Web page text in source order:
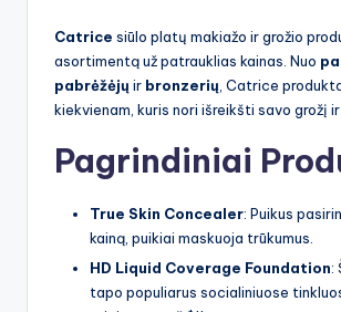
Catrice siūlo platų makiažo ir grožio
asortimentą už patrauklias kainas. Nuo
pabrėžėjų ir bronzerių , Catrice
kiekvienam, kuris nori išreikšti savo grožį ir
Pagrindiniai
True Skin Concealer: Puikus
kainą, puikiai maskuoja trūkumus.
HD Liquid Coverage Foundation:
tapo populiarus socialiniuose